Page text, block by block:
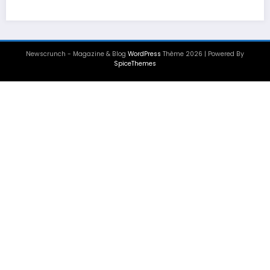
Newscrunch - Magazine & Blog WordPress Thème 2026 | Powered By
SpiceThemes